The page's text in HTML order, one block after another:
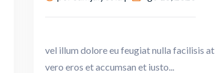
vel illum dolore eu feugiat nulla facilisis at
vero eros et accumsan et iusto...